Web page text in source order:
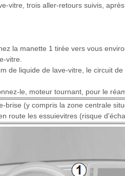
vitre, trois aller-retours suivis,
la manette 1 tirée vers vous
vitre.
de liquide de lave-vitre, le circuit
le, moteur tournant, pour le
brise (y compris la zone centrale
route les essuievitres (risque